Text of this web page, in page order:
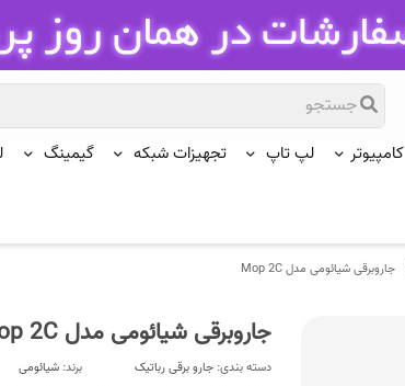
کامپیوتر لپ تاپ تجهیزات شبکه گیمینگ
جاروبرقی شیائومی مدل Mop 2C
جاروبرقی شیائومی مدل Mop 2C
دسته بندی: جارو برقی رباتیک برند: شیائومی